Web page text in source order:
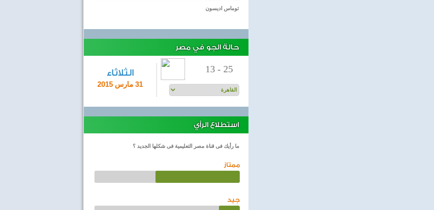
توماس اديسون
حالة الجو في مصر
الثلاثاء
31 مارس 2015
13 - 25
استطلاع الرأي
ما رأيك فى قناة مصر التعليمية فى شكلها الجديد ؟
ممتاز
جيد